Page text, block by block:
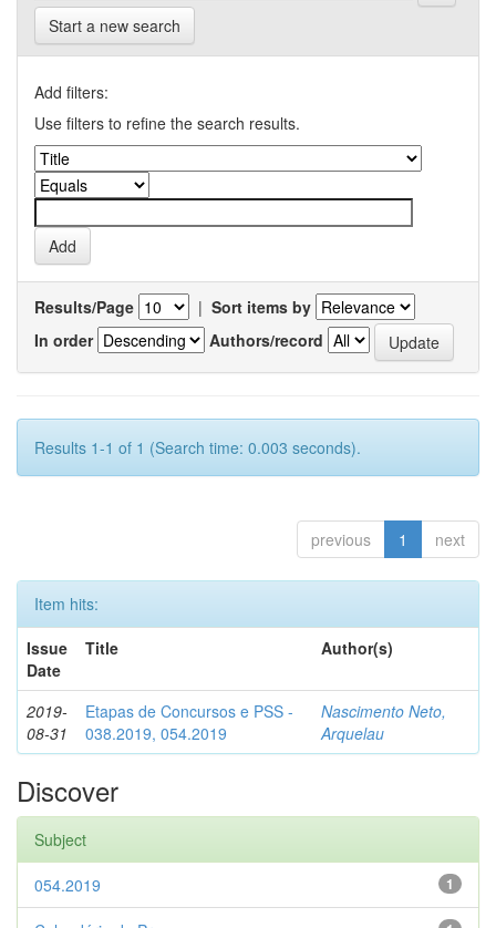
Start a new search
Add filters:
Use filters to refine the search results.
Results/Page | Sort items by
In order
Authors/record
Results 1-1 of 1 (Search time: 0.003 seconds).
previous 1 next
Item hits:
Issue
Date
Title Author(s)
2019-
08-31
Etapas de Concursos e PSS -
038.2019, 054.2019
Nascimento Neto,
Arquelau
Discover
Subject
1
054.2019